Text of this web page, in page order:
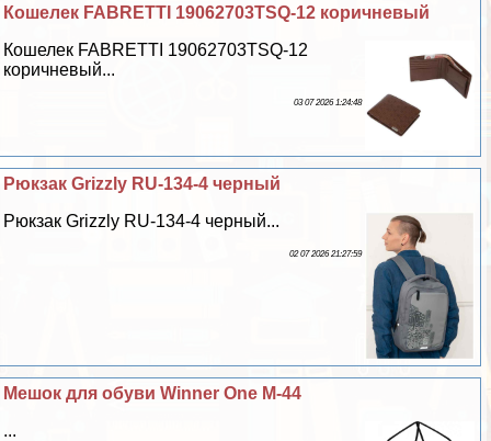
Кошелек FABRETTI 19062703TSQ-12 коричневый
Кошелек FABRETTI 19062703TSQ-12
коричневый...
03 07 2026 1:24:48
Рюкзак Grizzly RU-134-4 черный
Рюкзак Grizzly RU-134-4 черный...
02 07 2026 21:27:59
Мешок для обуви Winner One M-44
...